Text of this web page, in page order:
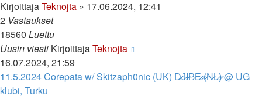
KirjoittajaTeknojta » 17.06.2024, 12:41
2 Vastaukset
18560 Luettu
Uusin viesti KirjoittajaTeknojta
16.07.2024, 21:59
11.5.2024 Corepata w/ Skitzaph0nic (UK) D̷J̷I̷P̷E̷ ̷(̷N̷L̷)̷ @ UG
klubi, Turku